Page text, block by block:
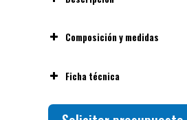
Núcleo adaptado para
Composición y medidas
Núcleo: espuma de
componentes eléctricos.
Funda exterior: tejido
Ficha técnica